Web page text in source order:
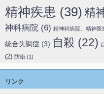
精神疾患 (39) 精
神科病院 (6) 精神科病院、精神医
統合失調症 (3) 自殺 (22)
(2) 防衛 (1)
リンク